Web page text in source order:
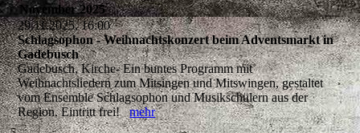
November 2025
29.11.2025, 16:00
Schlagsophon - Weihnachtskonzert beim Adventsmarkt in
Gadebusch
Gadebusch, Kirche- Ein buntes Programm mit
Weihnachtsliedern zum Mitsingen und Mitswingen, gestaltet
vom Ensemble Schlagsophon und Musikschülern aus der
Region. Eintritt frei!mehr